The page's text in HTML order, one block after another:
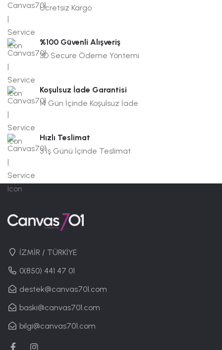
Ücretsiz Kargo
%100 Güvenli Alışveriş
3D Secure Ödeme Yöntemi
Koşulsuz İade Garantisi
14 Gün İçinde Koşulsuz İade
Hızlı Teslimat
3 İş Günü İçinde Teslimat
İZMİR / TÜRKİYE
0(850) 441 47 01
destek@canvas701.com
baski@canvas701.com
bilgi@canvas701.com